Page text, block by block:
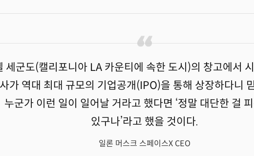
세군도(캘리포니아 LA 카운티에 속한 도시)의 창고에서
가 역대 최대 규모의 기업공개(IPO)을 통해 상장하다니
누군가 이런 일이 일어날 거라고 했다면 ‘정말 대단한 걸
있구나’라고 했을 것이다.
일론 머스크 스페이스X CEO